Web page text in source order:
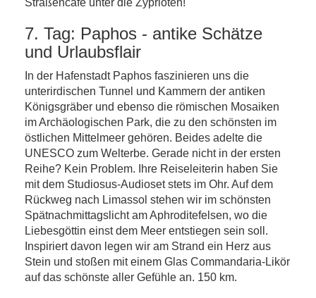
Straßencafé unter die Zyprioten!
7. Tag: Paphos - antike Schätze
und Urlaubsflair
In der Hafenstadt Paphos faszinieren uns die
unterirdischen Tunnel und Kammern der antiken
Königsgräber und ebenso die römischen Mosaiken
im Archäologischen Park, die zu den schönsten im
östlichen Mittelmeer gehören. Beides adelte die
UNESCO zum Welterbe. Gerade nicht in der ersten
Reihe? Kein Problem. Ihre Reiseleiterin haben Sie
mit dem Studiosus-Audioset stets im Ohr. Auf dem
Rückweg nach Limassol stehen wir im schönsten
Spätnachmittagslicht am Aphroditefelsen, wo die
Liebesgöttin einst dem Meer entstiegen sein soll.
Inspiriert davon legen wir am Strand ein Herz aus
Stein und stoßen mit einem Glas Commandaria-Likör
auf das schönste aller Gefühle an. 150 km.